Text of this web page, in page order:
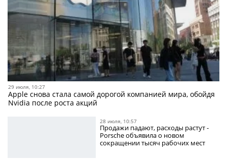
29 июля, 10:27
Apple снова стала самой дорогой компанией мира, обойдя
Nvidia после роста акций
28 июля, 10:57
Продажи падают, расходы растут -
Porsche объявила о новом
сокращении тысяч рабочих мест